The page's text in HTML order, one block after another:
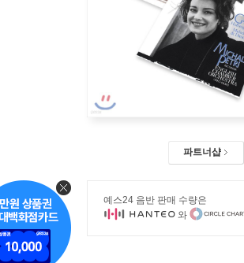
파트너샵
예스24 음반 판매 수량은
와